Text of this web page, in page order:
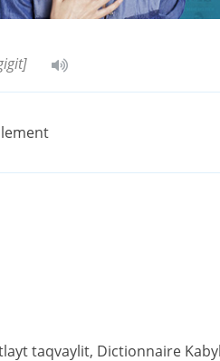
taqvaylit, Dictionnaire